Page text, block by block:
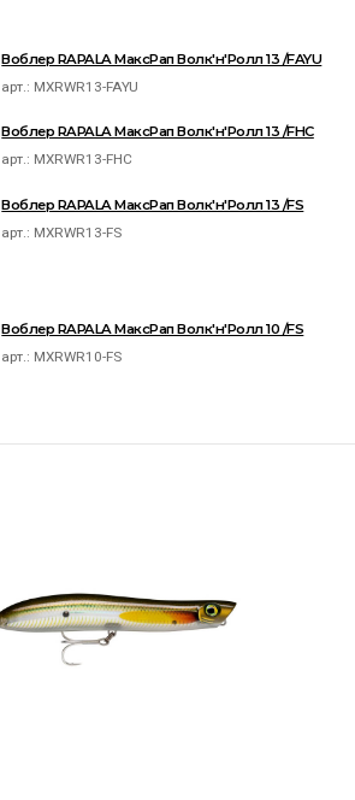
Воблер RAPALA МаксРап Волк'н'Ролл 13 /FAYU
арт.: MXRWR13-FAYU
Воблер RAPALA МаксРап Волк'н'Ролл 13 /FHC
арт.: MXRWR13-FHC
Воблер RAPALA МаксРап Волк'н'Ролл 13 /FS
арт.: MXRWR13-FS
Воблер RAPALA МаксРап Волк'н'Ролл 10 /FS
арт.: MXRWR10-FS